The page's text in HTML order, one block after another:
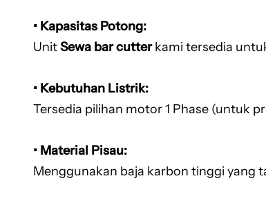
• Kapasitas Potong:
UnitSewa bar cutterkami tersedia
• Kebutuhan Listrik:
Tersedia pilihan motor 1 Phase (untuk
• Material Pisau:
Menggunakan baja karbon tinggi yang